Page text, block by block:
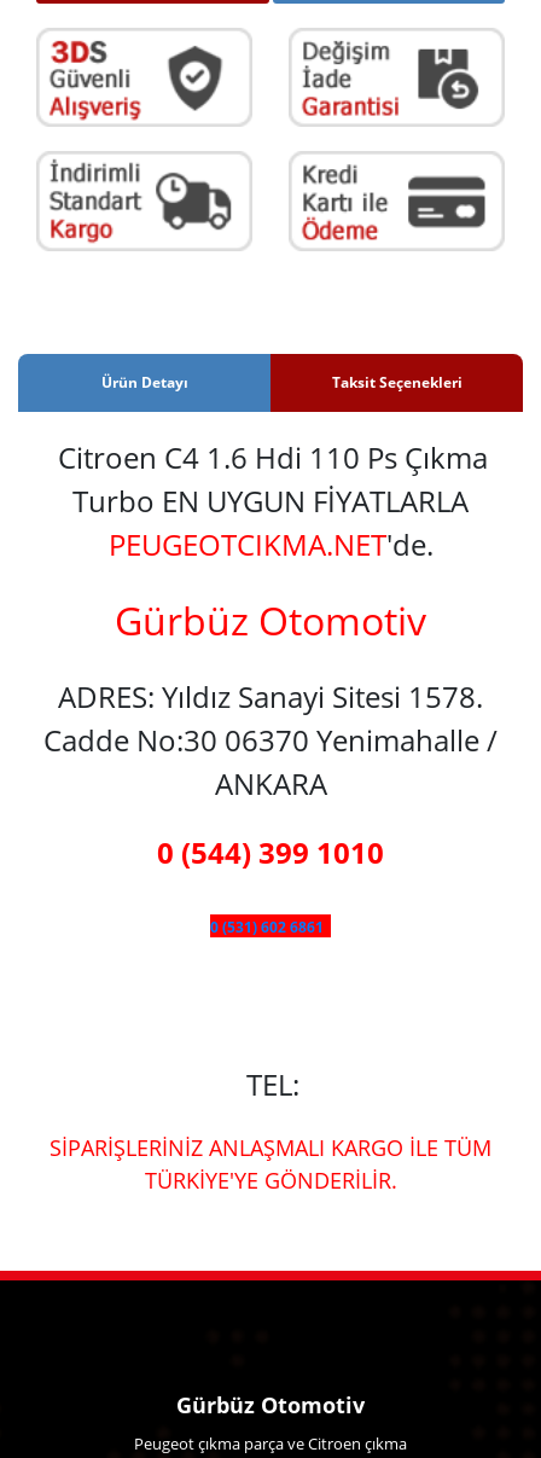
Ürün Detayı Taksit Seçenekleri
Citroen C4 1.6 Hdi 110 Ps Çıkma
Turbo EN UYGUN FİYATLARLA
PEUGEOTCIKMA.NET'de.
Gürbüz Otomotiv
ADRES: Yıldız Sanayi Sitesi 1578.
Cadde No:30 06370 Yenimahalle /
ANKARA
0 (544) 399 1010
0 (531) 602 6861
TEL:
SİPARİŞLERİNİZ ANLAŞMALI KARGO İLE TÜM
TÜRKİYE'YE GÖNDERİLİR.
Gürbüz Otomotiv
Peugeot çıkma parça ve Citroen çıkma